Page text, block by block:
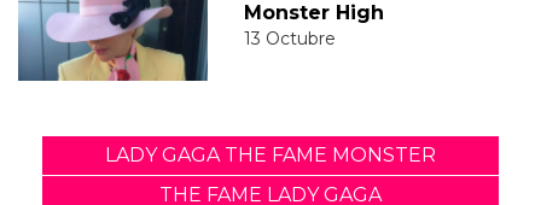
Monster High
13 Octubre
LADY GAGA THE FAME MONSTER
THE FAME LADY GAGA